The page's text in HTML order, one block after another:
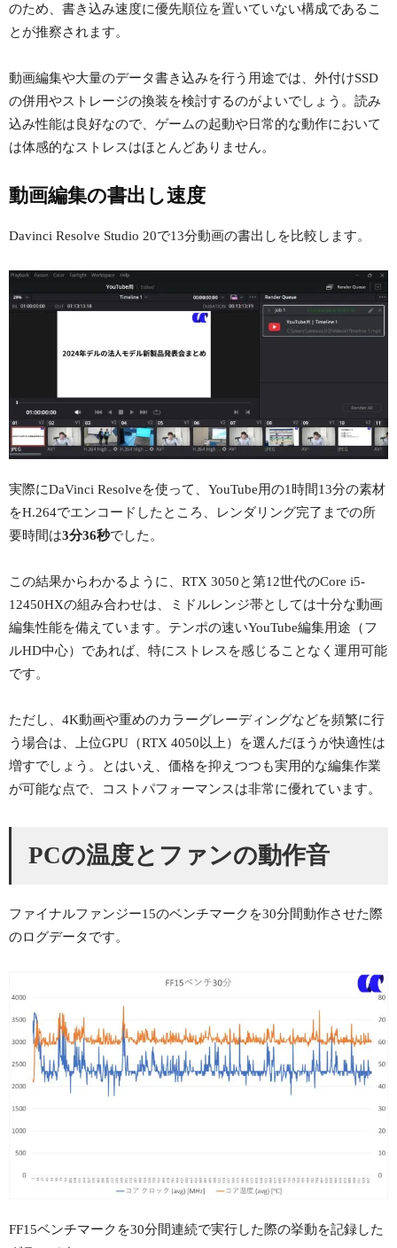
のため、書き込み速度に優先順位を置いていない構成であるこ
とが推察されます。
動画編集や大量のデータ書き込みを行う用途では、外付けSSD
の併用やストレージの換装を検討するのがよいでしょう。読み
込み性能は良好なので、ゲームの起動や日常的な動作において
は体感的なストレスはほとんどありません。
動画編集の書出し速度
Davinci Resolve Studio 20で13分動画の書出しを比較します。
実際にDaVinci Resolveを使って、YouTube用の1時間13分の素材
をH.264でエンコードしたところ、レンダリング完了までの所
要時間は3分36秒でした。
この結果からわかるように、RTX 3050と第12世代のCore i5-
12450HXの組み合わせは、ミドルレンジ帯としては十分な動画
編集性能を備えています。テンポの速いYouTube編集用途（フ
ルHD中心）であれば、特にストレスを感じることなく運用可能
です。
ただし、4K動画や重めのカラーグレーディングなどを頻繁に行
う場合は、上位GPU（RTX 4050以上）を選んだほうが快適性は
増すでしょう。とはいえ、価格を抑えつつも実用的な編集作業
が可能な点で、コストパフォーマンスは非常に優れています。
PCの温度とファンの動作音
ファイナルファンジー15のベンチマークを30分間動作させた際
のログデータです。
FF15ベンチマークを30分間連続で実行した際の挙動を記録した